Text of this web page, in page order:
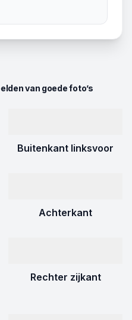
van goede foto’s
Buitenkant linksvoor
Achterkant
Rechter zijkant